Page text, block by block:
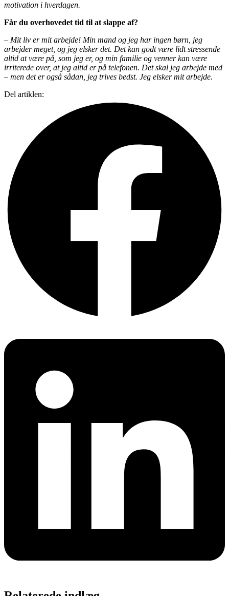
motivation i hverdagen.
Får du overhovedet tid til at slappe af?
– Mit liv er mit arbejde! Min mand og jeg har ingen børn, jeg
arbejder meget, og jeg elsker det. Det kan godt være lidt stressende
altid at være på, som jeg er, og min familie og venner kan være
irriterede over, at jeg altid er på telefonen. Det skal jeg arbejde med
– men det er også sådan, jeg trives bedst. Jeg elsker mit arbejde.
Del artiklen: